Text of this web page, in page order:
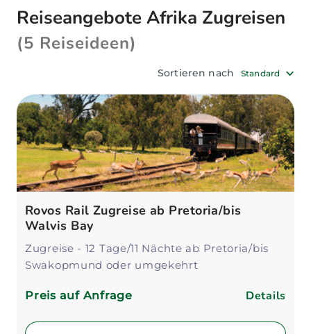
Reiseangebote Afrika Zugreisen
(5 Reiseideen)
Sortieren nach Standard
Rovos Rail Zugreise ab Pretoria/bis
Walvis Bay
Zugreise - 12 Tage/11 Nächte ab Pretoria/bis
Swakopmund oder umgekehrt
Preis auf Anfrage Details